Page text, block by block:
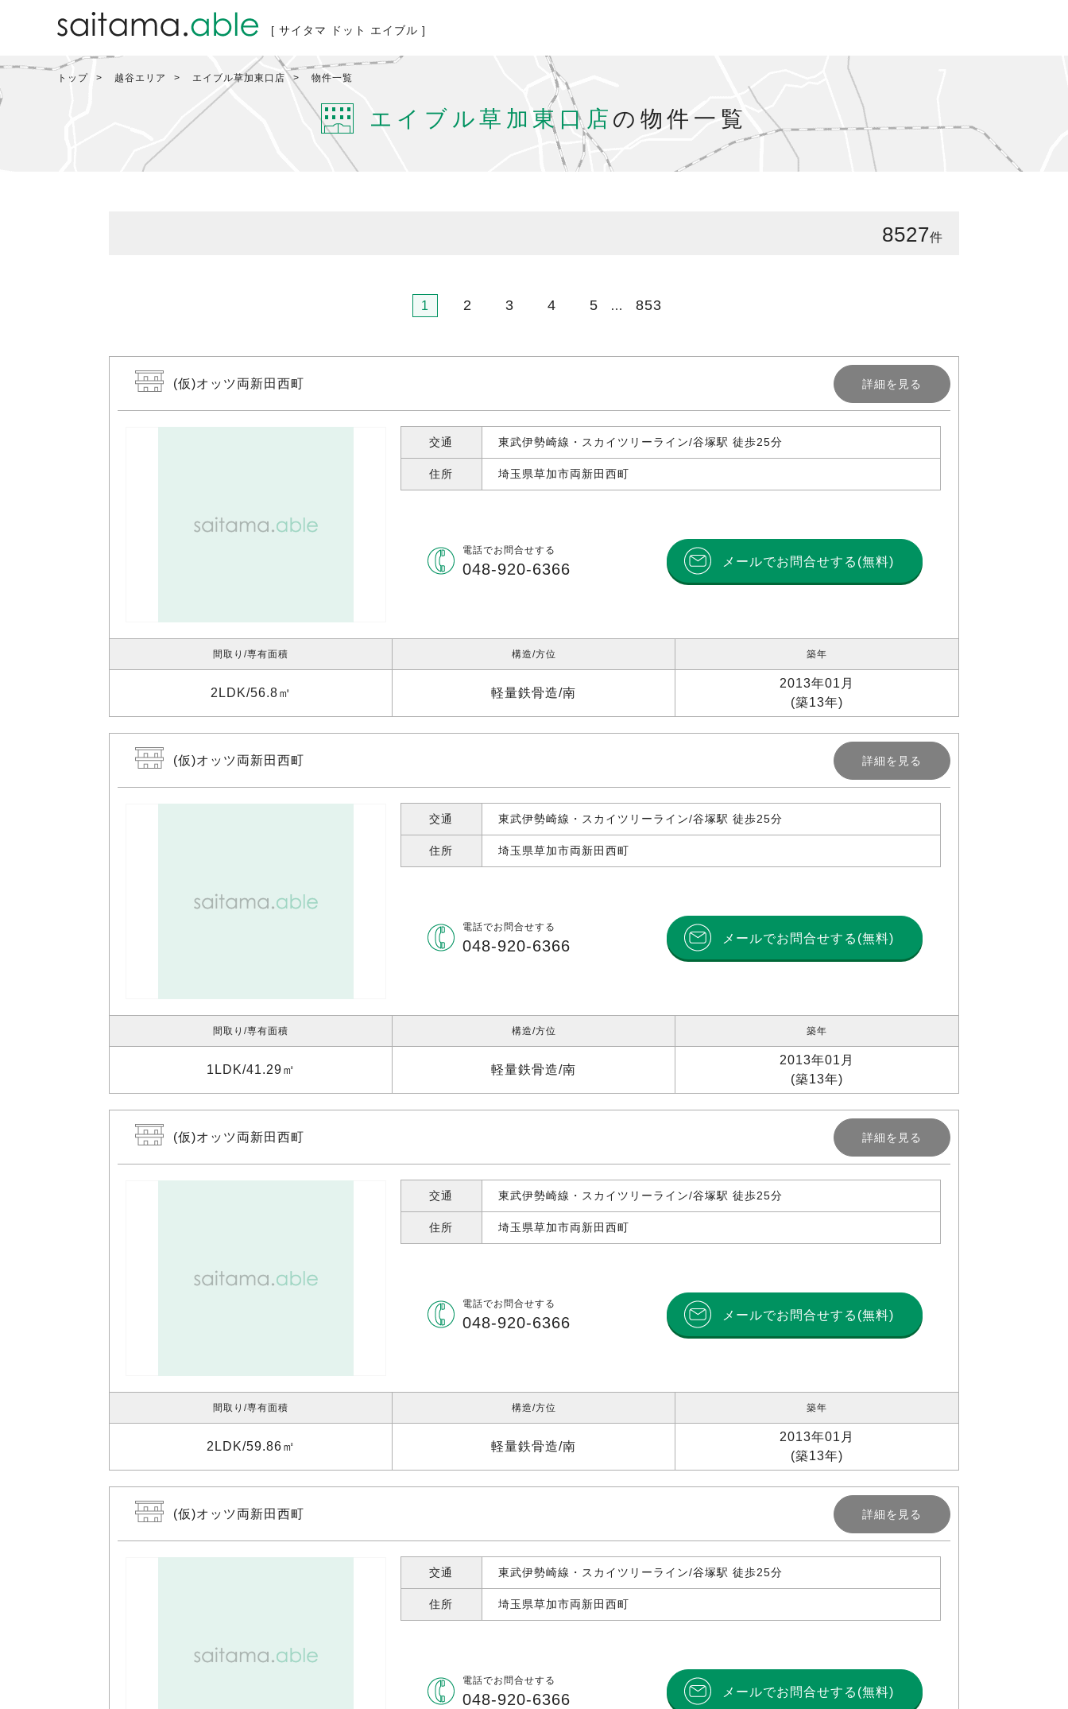
[ サイタマ ドット エイブル ]
トップ 越谷エリア エイブル草加東口店 物件一覧
エイブル草加東口店 の物件一覧
8527件
1 2 3 4 5 … 853
(仮)オッツ両新田西町 詳細を見る
交通 東武伊勢崎線・スカイツリーライン/谷塚駅 徒歩25分
住所 埼玉県草加市両新田西町
電話でお問合せする
048-920-6366 メールでお問合せする(無料)
間取り 専有面積
2LDK 56.8㎡
構造 方位
軽量鉄骨造 南
築年
2013年01月
(築13年)
(仮)オッツ両新田西町 詳細を見る
交通 東武伊勢崎線・スカイツリーライン/谷塚駅 徒歩25分
住所 埼玉県草加市両新田西町
電話でお問合せする
048-920-6366 メールでお問合せする(無料)
間取り 専有面積
1LDK 41.29㎡
構造 方位
軽量鉄骨造 南
築年
2013年01月
(築13年)
(仮)オッツ両新田西町 詳細を見る
交通 東武伊勢崎線・スカイツリーライン/谷塚駅 徒歩25分
住所 埼玉県草加市両新田西町
電話でお問合せする
048-920-6366 メールでお問合せする(無料)
間取り 専有面積
2LDK 59.86㎡
構造 方位
軽量鉄骨造 南
築年
2013年01月
(築13年)
(仮)オッツ両新田西町 詳細を見る
交通 東武伊勢崎線・スカイツリーライン/谷塚駅 徒歩25分
住所 埼玉県草加市両新田西町
電話でお問合せする
048-920-6366 メールでお問合せする(無料)